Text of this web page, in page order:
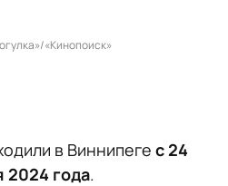
«Кинопоиск»
в Виннипеге с 24
2024 года.